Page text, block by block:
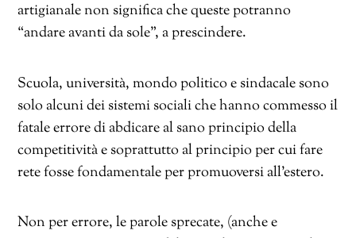
artigianale non significa che queste potranno
“andare avanti da sole”, a prescindere.
Scuola, università, mondo politico e sindacale sono
solo alcuni dei sistemi sociali che hanno commesso il
fatale errore di abdicare al sano principio della
competitività e soprattutto al principio per cui fare
rete fosse fondamentale per promuoversi all’estero.
Non per errore, le parole sprecate, (anche e